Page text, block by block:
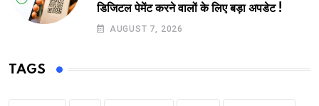
डिजिटल पेमेंट करने वालों के लिए बड़ा अपडेट !
AUGUST 7, 2026
TAGS